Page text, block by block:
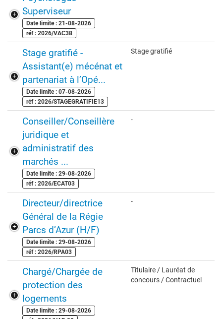
Superviseur
Date limite : 21-08-2026
réf : 2026/VAC38
Stage gratifié -
Assistant(e) mécénat et
partenariat à l’Opé...
Date limite : 07-08-2026
réf : 2026/STAGEGRATIFIE13
Stage gratifié
Conseiller/Conseillère
juridique et
administratif des
marchés ...
Date limite : 29-08-2026
réf : 2026/ECAT03
-
Directeur/directrice
Général de la Régie
Parcs d’Azur (H/F)
Date limite : 29-08-2026
réf : 2026/RPA03
-
Chargé/Chargée de
protection des
logements
Date limite : 29-08-2026
Titulaire / Lauréat de
concours / Contractuel